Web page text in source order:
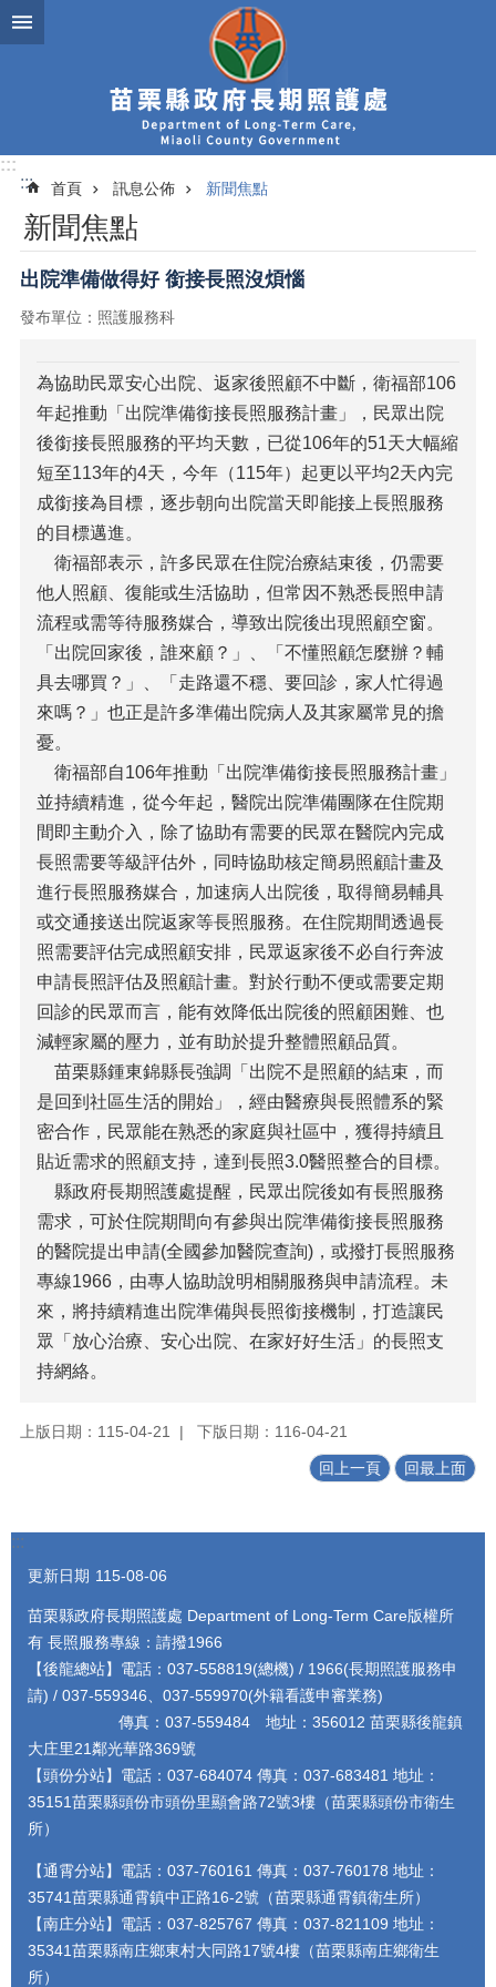
跳到主要內容區塊
:::
:::
首頁 訊息公佈 新聞焦點
新聞焦點
出院準備做得好 銜接長照沒煩惱
發布單位：照護服務科
為協助民眾安心出院、返家後照顧不中斷，衛福部106
年起推動「出院準備銜接長照服務計畫」，民眾出院
後銜接長照服務的平均天數，已從106年的51天大幅縮
短至113年的4天，今年（115年）起更以平均2天內完
成銜接為目標，逐步朝向出院當天即能接上長照服務
的目標邁進。
衛福部表示，許多民眾在住院治療結束後，仍需要
他人照顧、復能或生活協助，但常因不熟悉長照申請
流程或需等待服務媒合，導致出院後出現照顧空窗。
「出院回家後，誰來顧？」、「不懂照顧怎麼辦？輔
具去哪買？」、「走路還不穩、要回診，家人忙得過
來嗎？」也正是許多準備出院病人及其家屬常見的擔
憂。
衛福部自106年推動「出院準備銜接長照服務計畫」
並持續精進，從今年起，醫院出院準備團隊在住院期
間即主動介入，除了協助有需要的民眾在醫院內完成
長照需要等級評估外，同時協助核定簡易照顧計畫及
進行長照服務媒合，加速病人出院後，取得簡易輔具
或交通接送出院返家等長照服務。在住院期間透過長
照需要評估完成照顧安排，民眾返家後不必自行奔波
申請長照評估及照顧計畫。對於行動不便或需要定期
回診的民眾而言，能有效降低出院後的照顧困難、也
減輕家屬的壓力，並有助於提升整體照顧品質。
苗栗縣鍾東錦縣長強調「出院不是照顧的結束，而
是回到社區生活的開始」，經由醫療與長照體系的緊
密合作，民眾能在熟悉的家庭與社區中，獲得持續且
貼近需求的照顧支持，達到長照3.0醫照整合的目標。
縣政府長期照護處提醒，民眾出院後如有長照服務
需求，可於住院期間向有參與出院準備銜接長照服務
的醫院提出申請(全國參加醫院查詢)，或撥打長照服務
專線1966，由專人協助說明相關服務與申請流程。未
來，將持續精進出院準備與長照銜接機制，打造讓民
眾「放心治療、安心出院、在家好好生活」的長照支
持網絡。
上版日期：115-04-21 下版日期：116-04-21
回上一頁 回最上面
:::
更新日期 115-08-06
苗栗縣政府長期照護處 Department of Long-Term Care版權所
有 長照服務專線：請撥1966
【後龍總站】電話：037-558819(總機) / 1966(長期照護服務申
請) / 037-559346、037-559970(外籍看護申審業務)
傳真：037-559484 地址：356012 苗栗縣後龍鎮
大庄里21鄰光華路369號
【頭份分站】電話：037-684074 傳真：037-683481 地址：
35151苗栗縣頭份市頭份里顯會路72號3樓（苗栗縣頭份市衛生
所）
【通霄分站】電話：037-760161 傳真：037-760178 地址：
35741苗栗縣通霄鎮中正路16-2號（苗栗縣通霄鎮衛生所）
【南庄分站】電話：037-825767 傳真：037-821109 地址：
35341苗栗縣南庄鄉東村大同路17號4樓（苗栗縣南庄鄉衛生
所）